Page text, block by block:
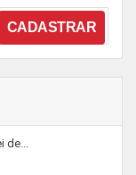
de...